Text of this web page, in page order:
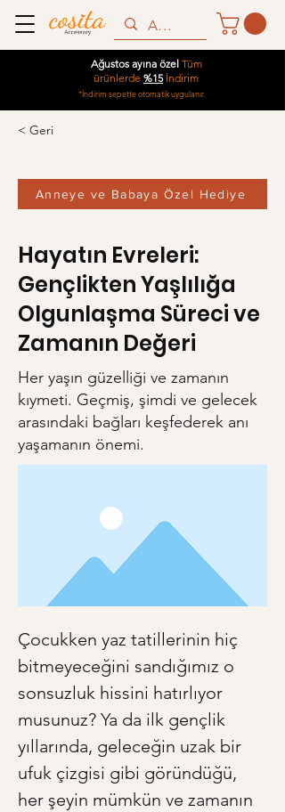
Ağustos ayına özel Tüm
ürünlerde %15İndirim
*İndirim sepette otomatik uygulanır.
< Geri
Anneye ve Babaya Özel Hediye
Hayatın Evreleri:
Gençlikten Yaşlılığa
Olgunlaşma Süreci ve
Zamanın Değeri
Her yaşın güzelliği ve zamanın
kıymeti. Geçmiş, şimdi ve gelecek
arasındaki bağları keşfederek anı
yaşamanın önemi.
Çocukken yaz tatillerinin hiç
bitmeyeceğini sandığımız o
sonsuzluk hissini hatırlıyor
musunuz? Ya da ilk gençlik
yıllarında, geleceğin uzak bir
ufuk çizgisi gibi göründüğü,
her şeyin mümkün ve zamanın